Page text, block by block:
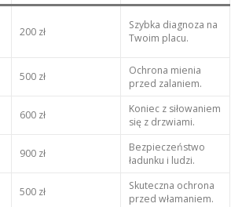
200 zł
Szybka diagnoza na
Twoim placu.
500 zł
Ochrona mienia
przed zalaniem.
600 zł
Koniec z siłowaniem
się z drzwiami.
900 zł
Bezpieczeństwo
ładunku i ludzi.
500 zł
Skuteczna ochrona
przed włamaniem.